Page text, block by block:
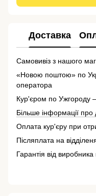
Доставка
Самовивіз з нашого
«Новою поштою» по
оператора
Кур'єром по Ужгороду
Більше інформації про
Оплата кур'єру при
Післяплата на
Гарантія від виробника